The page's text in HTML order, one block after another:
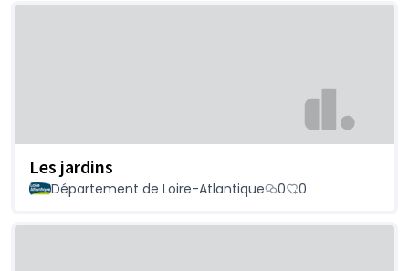
Les jardins
Département de Loire-Atlantique 0 0